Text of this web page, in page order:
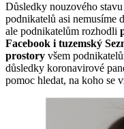
Důsledky nouzového
podnikatelů asi nemusíme
ale podnikatelům rozhodli
Facebook i tuzemský
prostory všem
důsledky koronavirové
pomoc hledat, na koho se